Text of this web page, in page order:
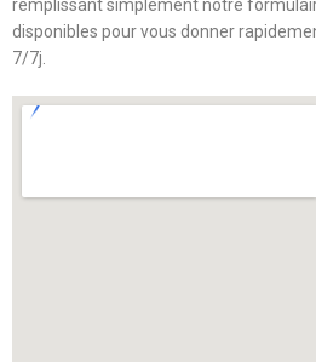
remplissant simplement notre
disponibles pour vous donner
7/7j.